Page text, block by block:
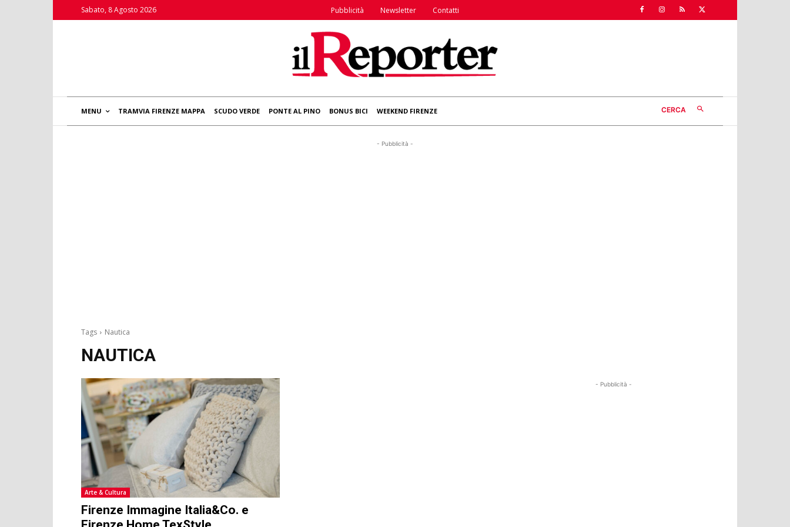
Sabato, 8 Agosto 2026 Pubblicità Newsletter Contatti
MENU TRAMVIA FIRENZE MAPPA SCUDO VERDE PONTE AL PINO BONUS BICI WEEKEND FIRENZE CERCA
- Pubblicità -
Tags Nautica
NAUTICA
Arte & Cultura
Firenze Immagine Italia&Co. e
- Pubblicità -